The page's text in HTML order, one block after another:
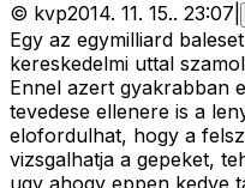
© kvp2014. 11. 15.. 23:07
Egy az egymilliard
kereskedelmi uttal
Ennel azert gyakrabban
tevedese ellenere is a
elofordulhat, hogy a
vizsgalhatja a gepeket,